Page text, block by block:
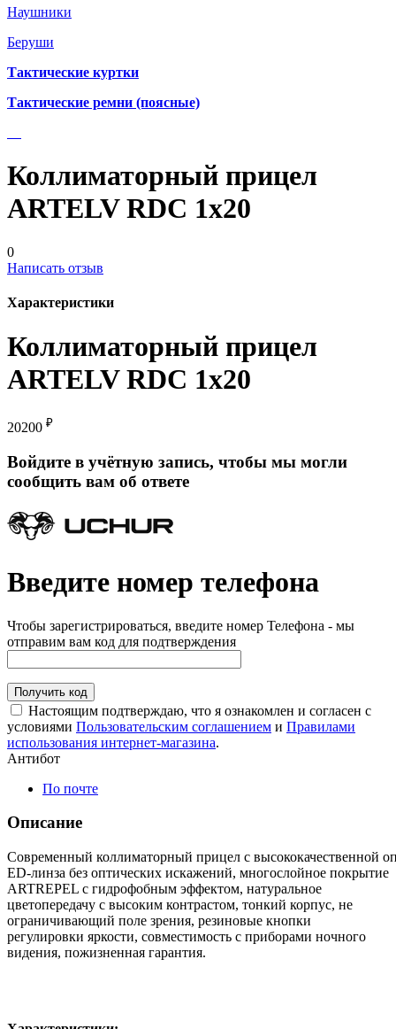
Наушники
Беруши
Тактические куртки
Тактические ремни (поясные)
Коллиматорный прицел
ARTELV RDC 1х20
0
Написать отзыв
Характеристики
Коллиматорный прицел
ARTELV RDC 1х20
20200 ₽
Войдите в учётную запись, чтобы мы могли
сообщить вам об ответе
Введите номер телефона
Чтобы зарегистрироваться, введите номер Телефона - мы
отправим вам код для подтверждения
Получить код
Настоящим подтверждаю, что я ознакомлен и согласен с
условиями Пользовательским соглашением и Правилами
использования интернет-магазина.
Антибот
По почте
Описание
Современный коллиматорный прицел с высококачественной
ED-линза без оптических искажений, многослойное покрытие
ARTREPEL с гидрофобным эффектом, натуральное
цветопередачу с высоким контрастом, тонкий корпус, не
ограничивающий поле зрения, резиновые кнопки
регулировки яркости, совместимость с приборами ночного
видения, пожизненная гарантия.